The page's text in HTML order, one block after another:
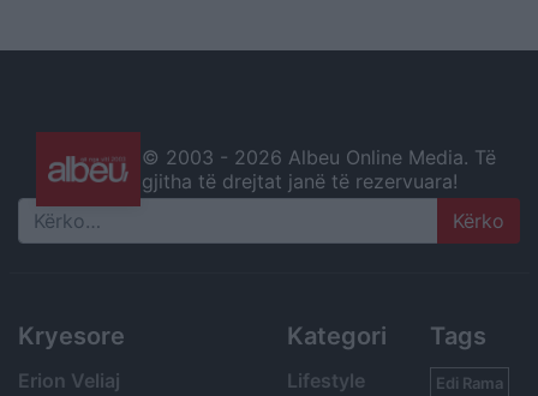
© 2003 - 2026 Albeu Online Media. Të
gjitha të drejtat janë të rezervuara!
Search
Kryesore
Erion Veliaj
Kategori
Lifestyle
Tags
Edi Rama